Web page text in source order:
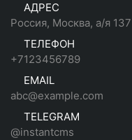
АДРЕС
Россия, Москва, а/я 137
ТЕЛЕФОН
+7123456789
EMAIL
abc@example.com
TELEGRAM
@instantcms